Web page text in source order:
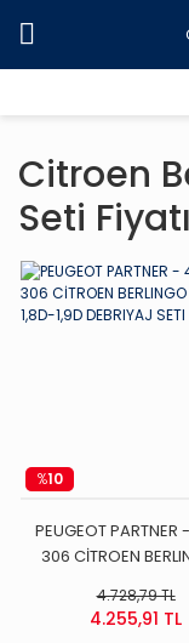
Citroen
Seti Fiyatı
%10
PEUGEOT
306 CİTROEN
4.728,79 TL
4.255,91 TL